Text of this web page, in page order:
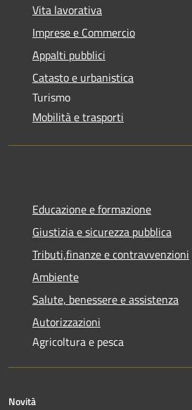
Vita lavorativa
Imprese e Commercio
Appalti pubblici
Catasto e urbanistica
Turismo
Mobilità e trasporti
Educazione e formazione
Giustizia e sicurezza pubblica
Tributi,finanze e contravvenzioni
Ambiente
Salute, benessere e assistenza
Autorizzazioni
Agricoltura e pesca
Novità